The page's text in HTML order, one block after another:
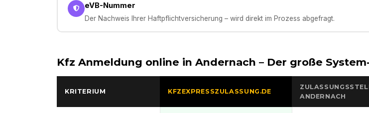
eVB-Nummer
Der Nachweis Ihrer Haftpflichtversicherung – wird direkt im Prozess abgefragt.
Kfz Anmeldung online in Andernach – Der große
KRITERIUM KFZEXPRESSZULASSUNG.DE
ANDERNACH